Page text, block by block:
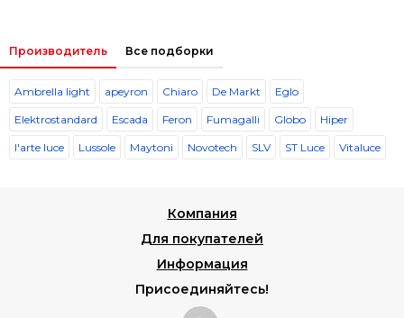
Производитель Все подборки
Ambrella light apeyron Chiaro De Markt Eglo
Elektrostandard Escada Feron Fumagalli Globo Hiper
l'arte luce Lussole Maytoni Novotech SLV ST Luce Vitaluce
Компания
Для покупателей
Информация
Присоединяйтесь!